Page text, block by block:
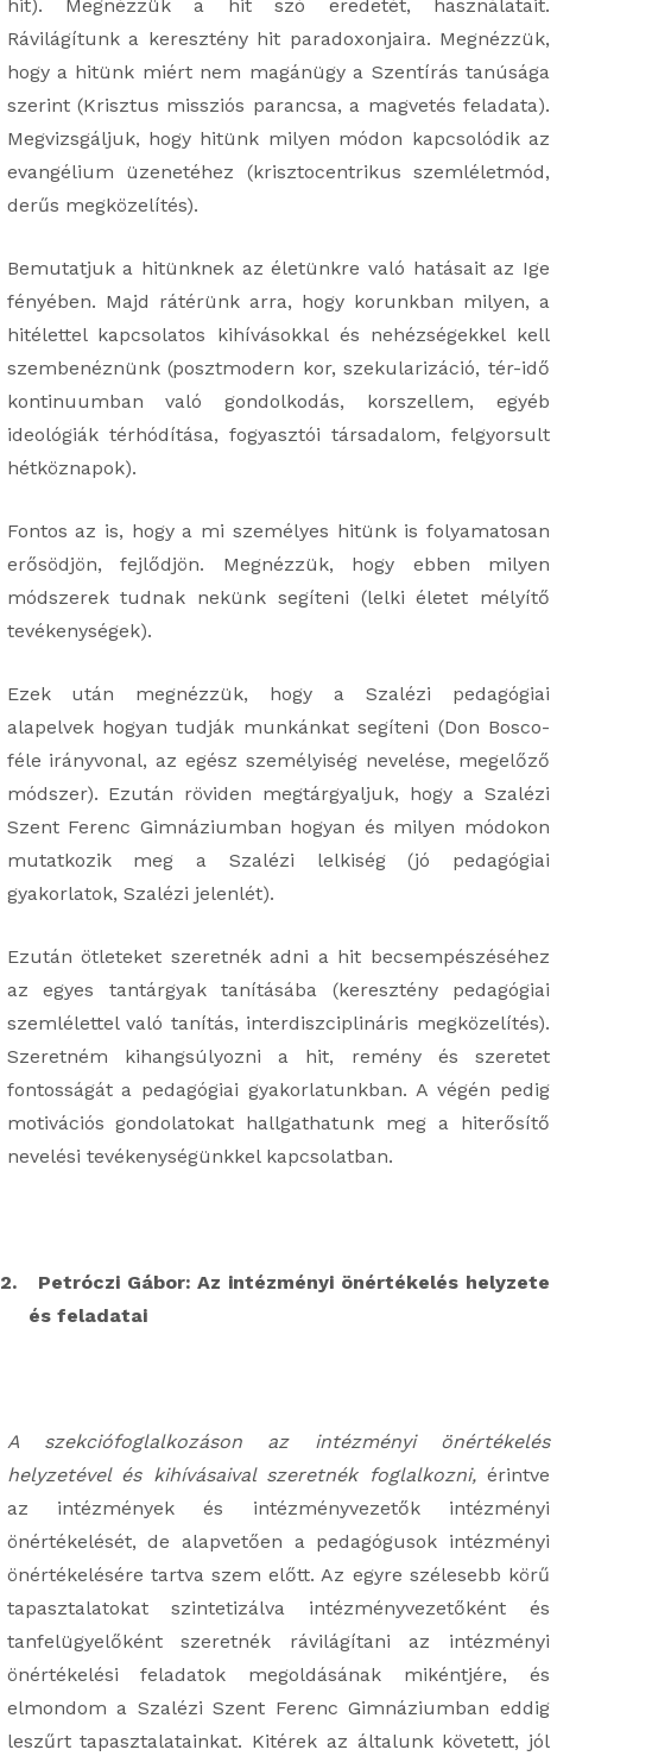
hit). Megnézzük a hit szó eredetét, használatait.
Rávilágítunk a keresztény hit paradoxonjaira. Megnézzük,
hogy a hitünk miért nem magánügy a Szentírás tanúsága
szerint (Krisztus missziós parancsa, a magvetés feladata).
Megvizsgáljuk, hogy hitünk milyen módon kapcsolódik az
evangélium üzenetéhez (krisztocentrikus szemléletmód,
derűs megközelítés).
Bemutatjuk a hitünknek az életünkre való hatásait az Ige
fényében. Majd rátérünk arra, hogy korunkban milyen, a
hitélettel kapcsolatos kihívásokkal és nehézségekkel kell
szembenéznünk (posztmodern kor, szekularizáció, tér-idő
kontinuumban való gondolkodás, korszellem, egyéb
ideológiák térhódítása, fogyasztói társadalom, felgyorsult
hétköznapok).
Fontos az is, hogy a mi személyes hitünk is folyamatosan
erősödjön, fejlődjön. Megnézzük, hogy ebben milyen
módszerek tudnak nekünk segíteni (lelki életet mélyítő
tevékenységek).
Ezek után megnézzük, hogy a Szalézi pedagógiai
alapelvek hogyan tudják munkánkat segíteni (Don Bosco-
féle irányvonal, az egész személyiség nevelése, megelőző
módszer). Ezután röviden megtárgyaljuk, hogy a Szalézi
Szent Ferenc Gimnáziumban hogyan és milyen módokon
mutatkozik meg a Szalézi lelkiség (jó pedagógiai
gyakorlatok, Szalézi jelenlét).
Ezután ötleteket szeretnék adni a hit becsempészéséhez
az egyes tantárgyak tanításába (keresztény pedagógiai
szemlélettel való tanítás, interdiszciplináris megközelítés).
Szeretném kihangsúlyozni a hit, remény és szeretet
fontosságát a pedagógiai gyakorlatunkban. A végén pedig
motivációs gondolatokat hallgathatunk meg a hiterősítő
nevelési tevékenységünkkel kapcsolatban.
2.
Petróczi Gábor: Az intézményi önértékelés helyzete
és feladatai
A szekciófoglalkozáson az intézményi önértékelés
helyzetével és kihívásaival szeretnék foglalkozni,érintve
az intézmények és intézményvezetők intézményi
önértékelését, de alapvetően a pedagógusok intézményi
önértékelésére tartva szem előtt. Az egyre szélesebb körű
tapasztalatokat szintetizálva intézményvezetőként és
tanfelügyelőként szeretnék rávilágítani az intézményi
önértékelési feladatok megoldásának mikéntjére, és
elmondom a Szalézi Szent Ferenc Gimnáziumban eddig
leszűrt tapasztalatainkat. Kitérek az általunk követett, jól